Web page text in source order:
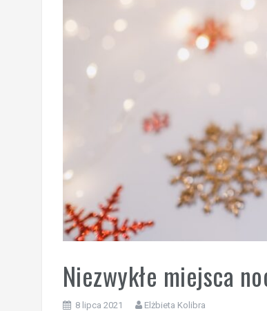
Niezwykłe miejsca
8 lipca 2021 Elżbieta Kolibra